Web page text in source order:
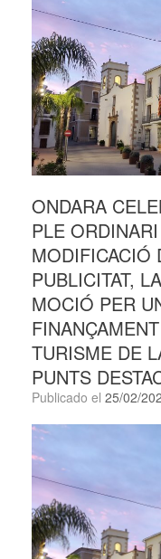
ONDARA
PLE
MODIFICACIÓ
PUBLICITAT,
MOCIÓ PER
TURISME DE
PUNTS
Publicado el 25/02/